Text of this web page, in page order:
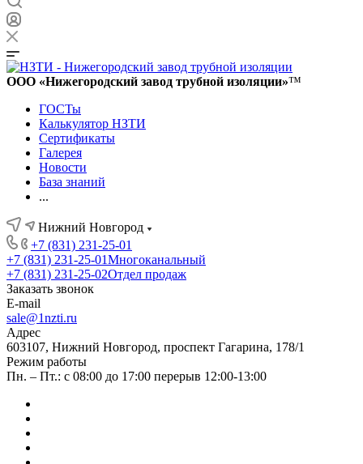
ООО «Нижегородский завод трубной изоляции»™
ГОСТы
Калькулятор НЗТИ
Сертификаты
Галерея
Новости
База знаний
...
Нижний Новгород
+7 (831) 231-25-01
+7 (831) 231-25-01Многоканальный
+7 (831) 231-25-02Отдел продаж
Заказать звонок
E-mail
sale@1nzti.ru
Адрес
603107, Нижний Новгород, проспект Гагарина, 178/1
Режим работы
Пн. – Пт.: с 08:00 до 17:00 перерыв 12:00-13:00